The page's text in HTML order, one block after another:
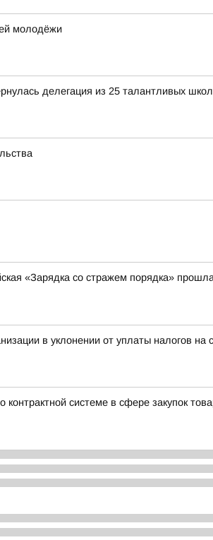
молодёжи
делегация из 25 талантливых
«Зарядка со стражем порядка»
в уклонении от уплаты налогов
системе в сфере закупок